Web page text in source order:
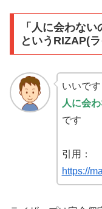
「人に会わな
というRIZAP(
いいです
人に会
です
引用：
https://